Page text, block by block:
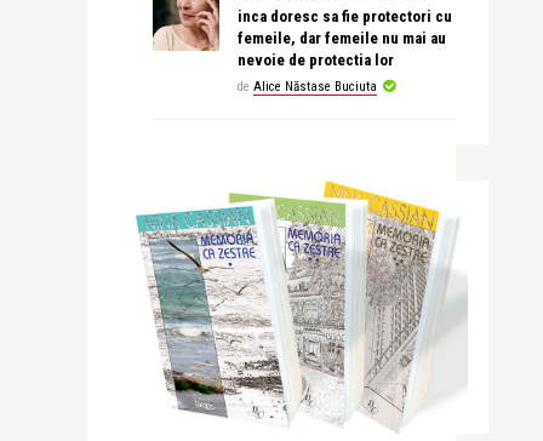
inca doresc sa fie protectori cu
femeile, dar femeile nu mai au
nevoie de protectia lor
de Alice Năstase Buciuta